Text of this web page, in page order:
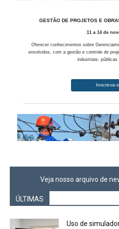
Veja nosso arquivo de
ÚLTIMAS
Uso de